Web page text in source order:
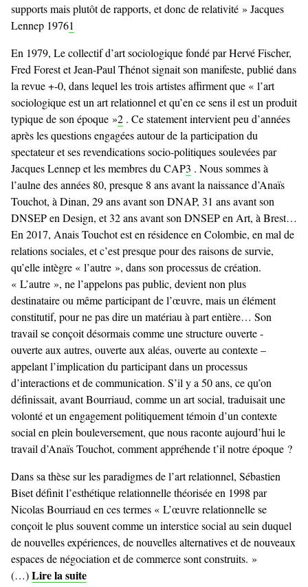
supports mais plutôt de rapports, et donc de relativité » Jacques
Lennep 19761
En 1979, Le collectif d’art sociologique fondé par Hervé Fischer,
Fred Forest et Jean-Paul Thénot signait son manifeste, publié dans
la revue +-0, dans lequel les trois artistes affirment que « l’art
sociologique est un art relationnel et qu’en ce sens il est un produit
typique de son époque »2 . Ce statement intervient peu d’années
après les questions engagées autour de la participation du
spectateur et ses revendications socio-politiques soulevées par
Jacques Lennep et les membres du CAP3 . Nous sommes à
l’aulne des années 80, presque 8 ans avant la naissance d’Anaïs
Touchot, à Dinan, 29 ans avant son DNAP, 31 ans avant son
DNSEP en Design, et 32 ans avant son DNSEP en Art, à Brest…
En 2017, Anais Touchot est en résidence en Colombie, en mal de
relations sociales, et c’est presque pour des raisons de survie,
qu’elle intègre « l’autre », dans son processus de création.
« L’autre », ne l’appelons pas public, devient non plus
destinataire ou même participant de l’œuvre, mais un élément
constitutif, pour ne pas dire un matériau à part entière… Son
travail se conçoit désormais comme une structure ouverte -
ouverte aux autres, ouverte aux aléas, ouverte au contexte –
appelant l’implication du participant dans un processus
d’interactions et de communication. S’il y a 50 ans, ce qu’on
définissait, avant Bourriaud, comme un art social, traduisait une
volonté et un engagement politiquement témoin d’un contexte
social en plein bouleversement, que nous raconte aujourd’hui le
travail d’Anaïs Touchot, comment appréhende t’il notre époque ?
Dans sa thèse sur les paradigmes de l’art relationnel, Sébastien
Biset définit l’esthétique relationnelle théorisée en 1998 par
Nicolas Bourriaud en ces termes « L’œuvre relationnelle se
conçoit le plus souvent comme un interstice social au sein duquel
de nouvelles expériences, de nouvelles alternatives et de nouveaux
espaces de négociation et de commerce sont construits. »
(…)Lire la suite